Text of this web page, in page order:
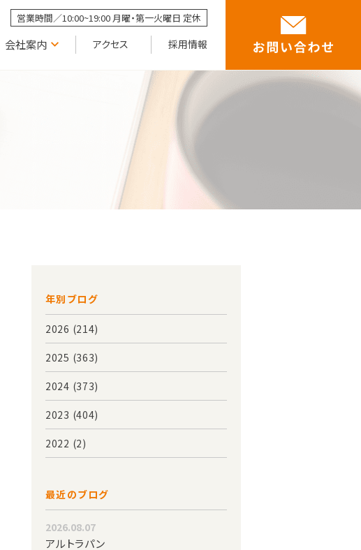
営業時間／10:00~19:00 月曜・第一火曜日 定休
会社案内 アクセス 採用情報
年別ブログ
2026 (214)
2025 (363)
2024 (373)
2023 (404)
2022 (2)
最近のブログ
2026.08.07
アルトラパン